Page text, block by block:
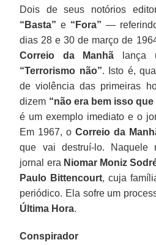
Dois de seus notórios
“Basta” e “Fora” —
dias 28 e 30 de março de
Correio da Manhã lança
“Terrorismo não”. Isto é,
de violência das primeiras
dizem “não era bem isso
é um exemplo imediato e o
Em 1967, oCorreio da
que vai destruí-lo. Naquele
jornal era Niomar Moniz
Paulo Bittencourt, cuja
periódico. Ela sofre um
Última Hora.
Conspirador